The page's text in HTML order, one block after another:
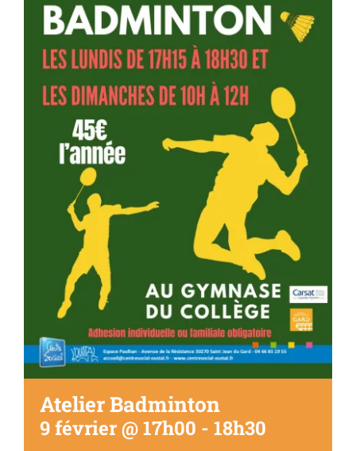
Contacts
Atelier Badminton
9 février @ 17h00 - 18h30